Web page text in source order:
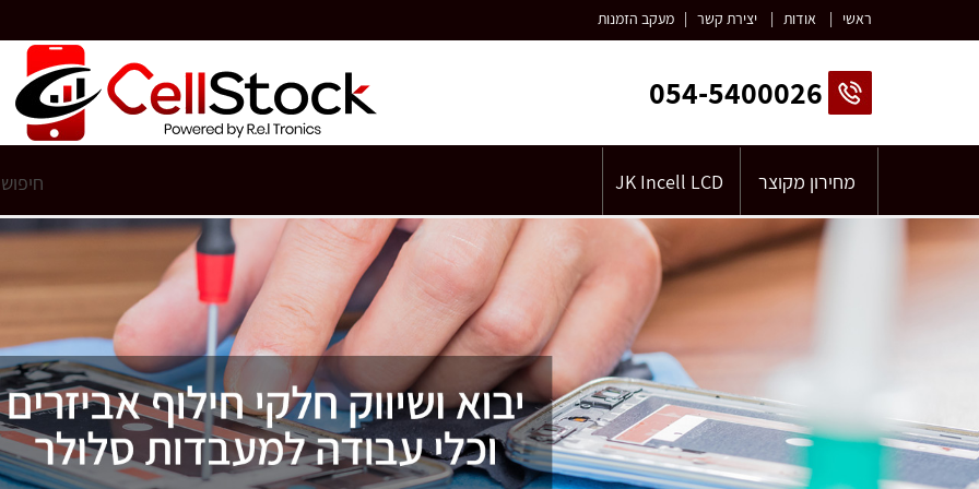
ראשי | אודות | יצירת קשר | מעקב הזמנות
054-5400026
מחירון מקוצר JK Incell LCD